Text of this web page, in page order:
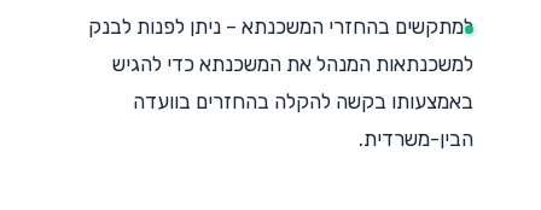
למתקשים בהחזרי המשכנתא – ניתן לפנות לבנק
למשכנתאות המנהל את המשכנתא כדי להגיש
באמצעותו בקשה להקלה בהחזרים בוועדה
הבין-משרדית.